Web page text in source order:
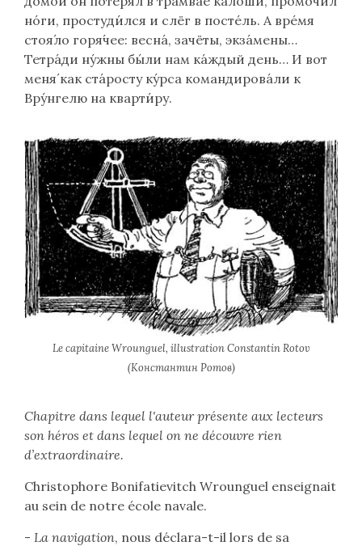
но́ги, простуди́лся и слёг в посте́ль. А вре́мя
стоя́ло горя́чее: весна́, зачёты, экза́мены…
Тетра́ди ну́жны бы́ли нам ка́ждый день… И вот
меня́ как ста́росту ку́рса командирова́ли к
Вру́нгелю на кварти́ру.
Le capitaine Wrounguel, illustration Constantin Rotov
(Константин Ротов)
Chapitre dans lequel l'auteur présente aux lecteurs
son héros et dans lequel on ne découvre rien
d’extraordinaire.
Christophore Bonifatievitch Wrounguel enseignait
au sein de notre école navale.
- La navigation, nous déclara-t-il lors de sa